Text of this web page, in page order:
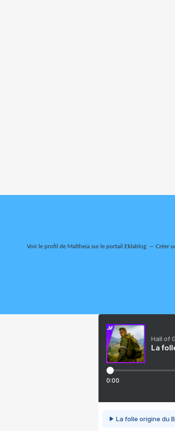
Voir le profil de Maltheiasur le portail Eklablog Créer
Hall of
La
0:00
La folle origine du